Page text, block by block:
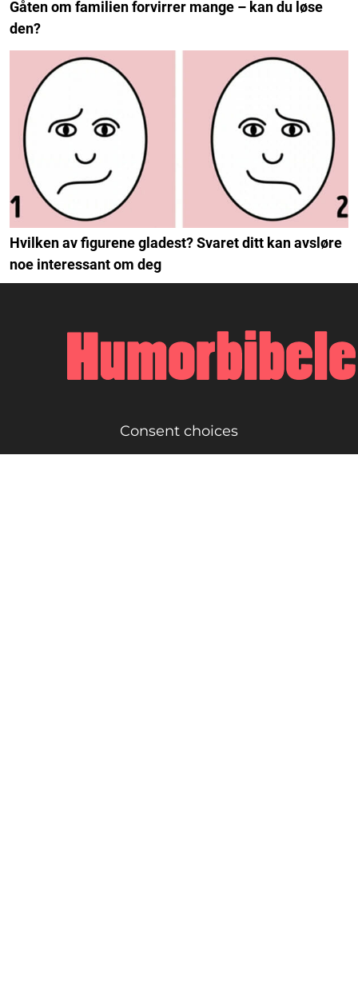
Gåten om familien forvirrer mange – kan du løse
den?
Hvilken av figurene gladest? Svaret ditt kan avsløre
noe interessant om deg
Consent choices